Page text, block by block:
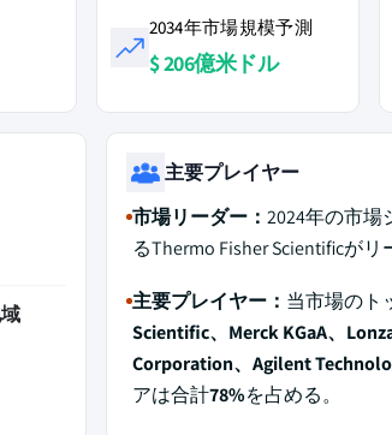
2034年市場規模予測
$ 206億米ドル
主要プレイヤー
市場リーダー： 2024年の市場
るThermo Fisher Scientificがリ
主要プレイヤー： 当市場のト
Scientific、Merck KGaA、
Corporation、Agilent
アは合計78%を占める。